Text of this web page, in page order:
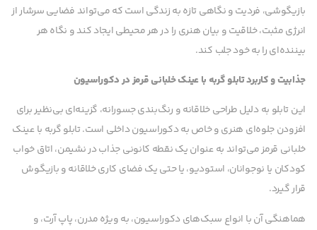
بازیگوشی، فردیت و نگاهی تازه به زندگی است که می‌تواند فضایی سرشار از
انرژی مثبت، خلاقیت و بیان هنری را در هر محیطی ایجاد کند و نگاه هر
بیننده‌ای را به خود جلب کند.
جذابیت و کاربرد تابلو گربه با عینک خلبانی قرمز در دکوراسیون
این تابلو به دلیل طراحی خلاقانه و رنگ‌بندی جسورانه، گزینه‌ای بی‌نظیر برای
افزودن جلوه‌ای هنری و خاص به دکوراسیون داخلی است. تابلو گربه با عینک
خلبانی قرمز می‌تواند به عنوان یک نقطه کانونی جذاب در نشیمن، اتاق خواب
کودکان یا نوجوانان، استودیو، یا حتی یک فضای کاری خلاقانه و بازیگوش
قرار گیرد.
هماهنگی آن با انواع سبک‌های دکوراسیون، به ویژه مدرن، پاپ آرت، و